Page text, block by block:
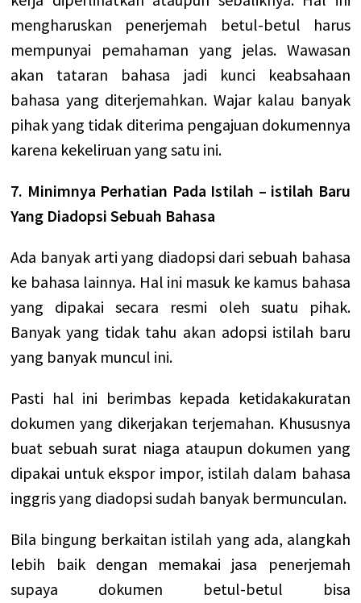
mengharuskan penerjemah betul-betul harus
mempunyai pemahaman yang jelas. Wawasan
akan tataran bahasa jadi kunci keabsahaan
bahasa yang diterjemahkan. Wajar kalau banyak
pihak yang tidak diterima pengajuan dokumennya
karena kekeliruan yang satu ini.
7. Minimnya Perhatian Pada Istilah – istilah Baru
Yang Diadopsi Sebuah Bahasa
Ada banyak arti yang diadopsi dari sebuah bahasa
ke bahasa lainnya. Hal ini masuk ke kamus bahasa
yang dipakai secara resmi oleh suatu pihak.
Banyak yang tidak tahu akan adopsi istilah baru
yang banyak muncul ini.
Pasti hal ini berimbas kepada ketidakakuratan
dokumen yang dikerjakan terjemahan. Khususnya
buat sebuah surat niaga ataupun dokumen yang
dipakai untuk ekspor impor, istilah dalam bahasa
inggris yang diadopsi sudah banyak bermunculan.
Bila bingung berkaitan istilah yang ada, alangkah
lebih baik dengan memakai jasa penerjemah
supaya dokumen betul-betul bisa